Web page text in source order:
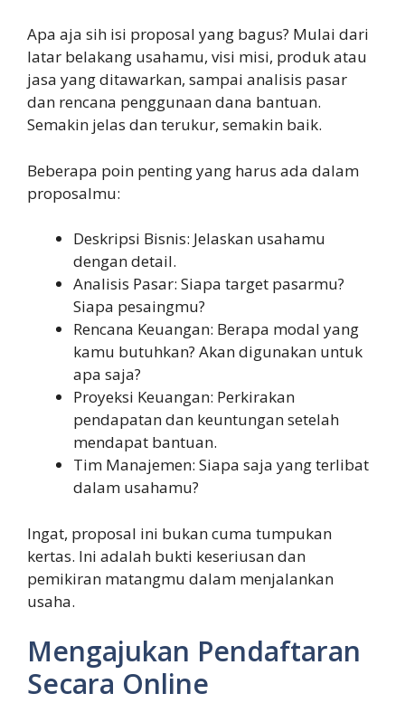
Apa aja sih isi proposal yang bagus? Mulai dari
latar belakang usahamu, visi misi, produk atau
jasa yang ditawarkan, sampai analisis pasar
dan rencana penggunaan dana bantuan.
Semakin jelas dan terukur, semakin baik.
Beberapa poin penting yang harus ada dalam
proposalmu:
Deskripsi Bisnis: Jelaskan usahamu
dengan detail.
Analisis Pasar: Siapa target pasarmu?
Siapa pesaingmu?
Rencana Keuangan: Berapa modal yang
kamu butuhkan? Akan digunakan untuk
apa saja?
Proyeksi Keuangan: Perkirakan
pendapatan dan keuntungan setelah
mendapat bantuan.
Tim Manajemen: Siapa saja yang terlibat
dalam usahamu?
Ingat, proposal ini bukan cuma tumpukan
kertas. Ini adalah bukti keseriusan dan
pemikiran matangmu dalam menjalankan
usaha.
Mengajukan Pendaftaran
Secara Online